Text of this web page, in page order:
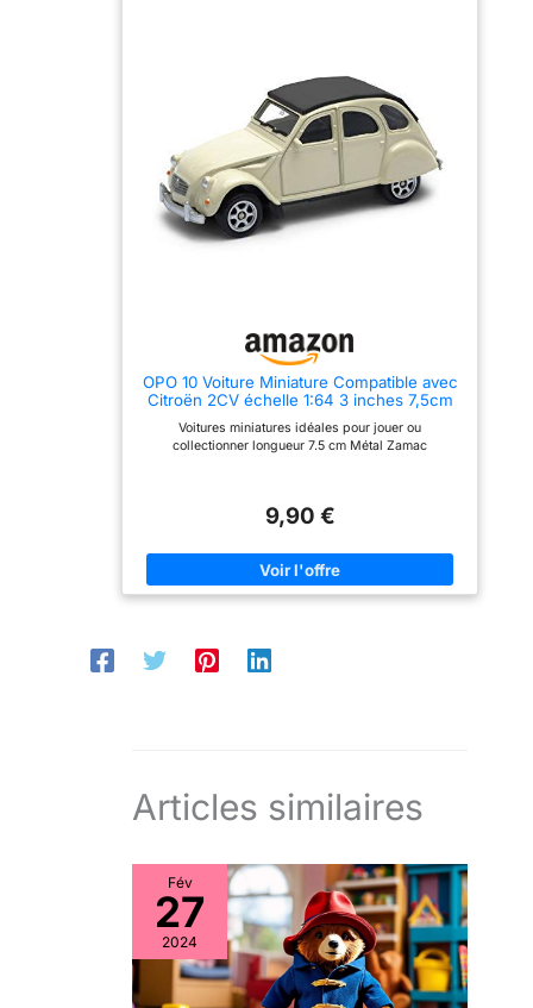
et... Quoi d’autre ? Deux
plaques d’immatriculation
Barbie. L’intérieur rose est
orné de rayures blanches
sur les sièges. Le tableau
de bord détaillé et les
touches de rose métallisé
et or donnent un aspect
luxueux à la voiture.
OPO 10 Voiture Miniature Compatible avec
Citroën 2CV échelle 1:64 3 inches 7,5cm
Voitures miniatures idéales pour jouer ou
collectionner longueur 7.5 cm Métal Zamac
9,90 €
Articles similaires
Fév
27
2024